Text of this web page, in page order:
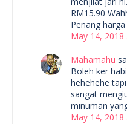
RM15.90
Penang
May 14, 2018
Mahamahu
Boleh ker
hehehehe
sangat
minuman
May 14, 2018